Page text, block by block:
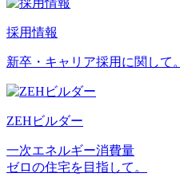
採用情報
新卒・キャリア採用に関して。
ZEHビルダー
一次エネルギー消費量
ゼロの住宅を目指して。